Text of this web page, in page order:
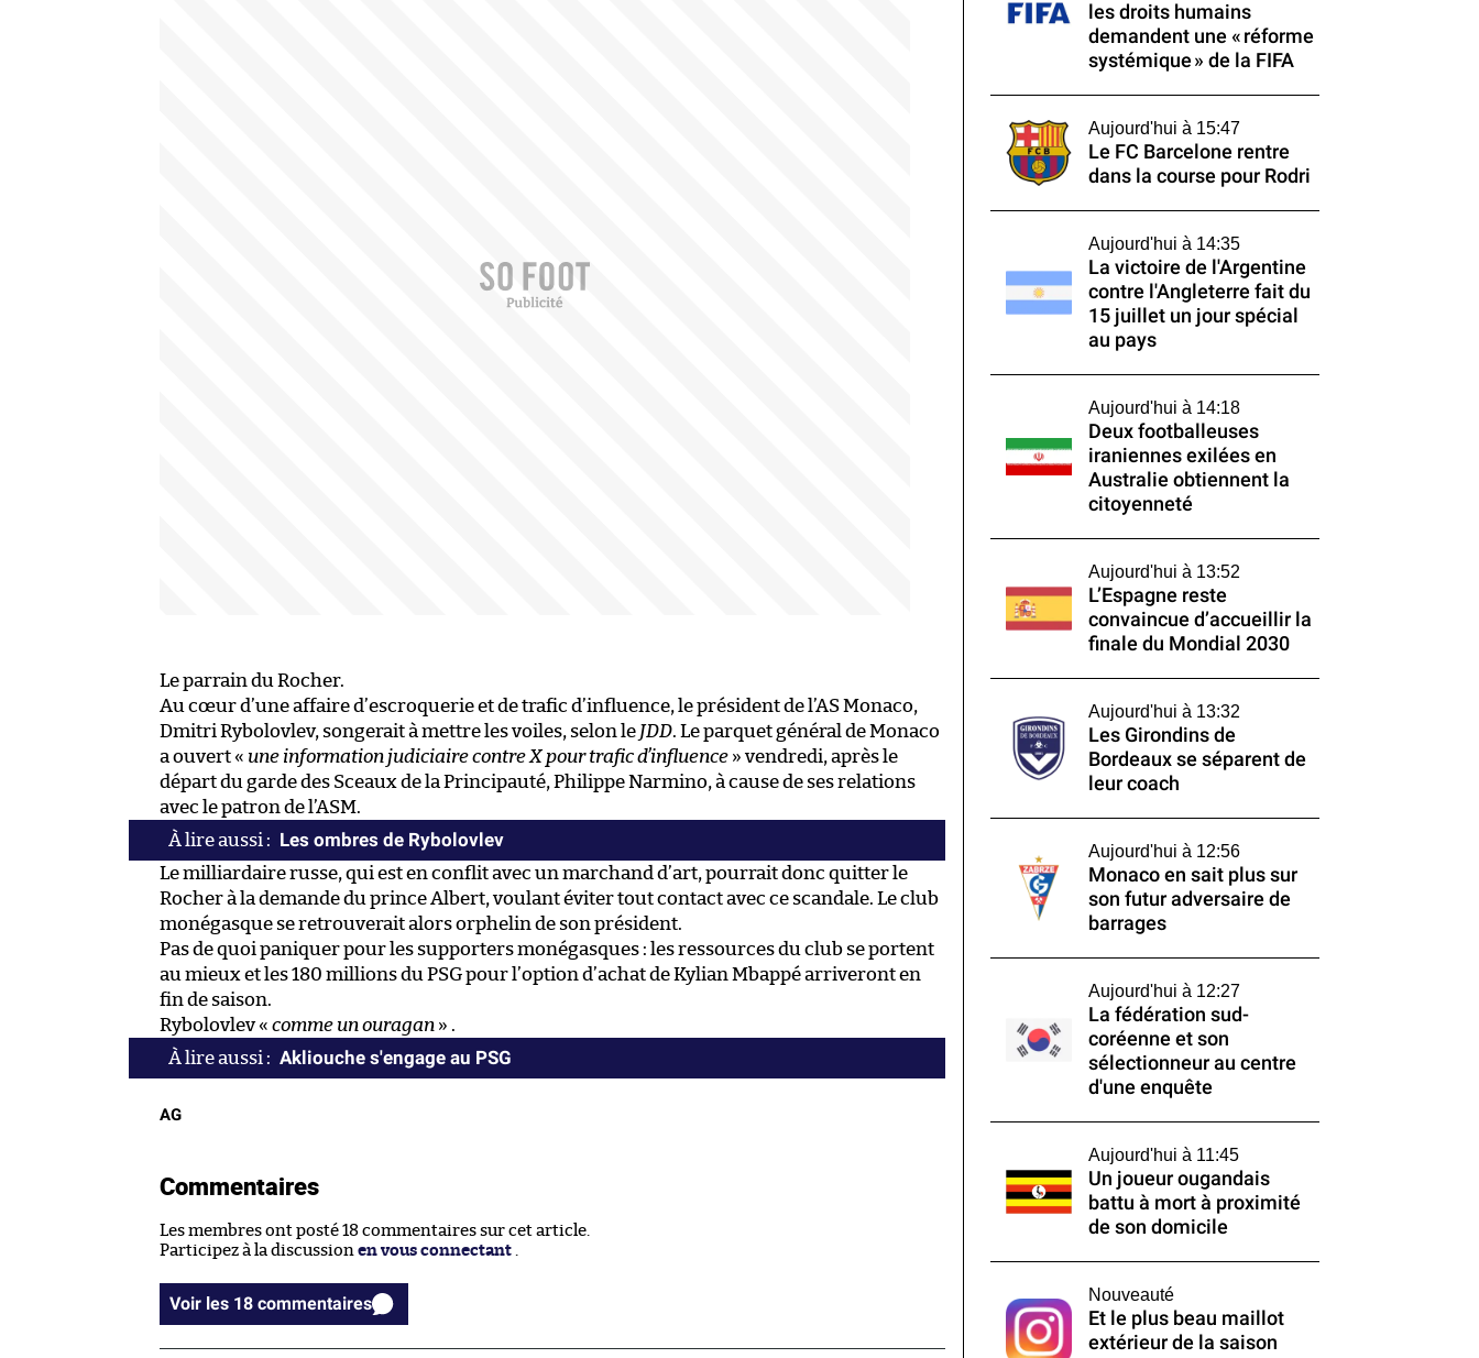
Le parrain du Rocher.
Au cœur d’une affaire d’escroquerie et de trafic d’influence, le président de l’AS Monaco,
Dmitri Rybolovlev, songerait à mettre les voiles, selon le JDD. Le parquet général de Monaco
a ouvert « une information judiciaire contre X pour trafic d’influence » vendredi, après le
départ du garde des Sceaux de la Principauté, Philippe Narmino, à cause de ses relations
avec le patron de l’ASM.
Les ombres de Rybolovlev
Le milliardaire russe, qui est en conflit avec un marchand d’art, pourrait donc quitter le
Rocher à la demande du prince Albert, voulant éviter tout contact avec ce scandale. Le club
monégasque se retrouverait alors orphelin de son président.
Pas de quoi paniquer pour les supporters monégasques : les ressources du club se portent
au mieux et les 180 millions du PSG pour l’option d’achat de Kylian Mbappé arriveront en
fin de saison.
Rybolovlev « comme un ouragan » .
Akliouche s'engage au PSG
AG
Commentaires
Les membres ont posté 18 commentaires sur cet article.
Participez à la discussion en vous connectant
Voir les 18 commentaires
les droits humains
demandent une « réforme
systémique » de la FIFA
Aujourd'hui à 15:47
Le FC Barcelone rentre
dans la course pour Rodri
Aujourd'hui à 14:35
La victoire de l'Argentine
contre l'Angleterre fait du
15 juillet un jour spécial
au pays
Aujourd'hui à 14:18
Deux footballeuses
iraniennes exilées en
Australie obtiennent la
citoyenneté
Aujourd'hui à 13:52
L’Espagne reste
convaincue d’accueillir la
finale du Mondial 2030
Aujourd'hui à 13:32
Les Girondins de
Bordeaux se séparent de
leur coach
Aujourd'hui à 12:56
Monaco en sait plus sur
son futur adversaire de
barrages
Aujourd'hui à 12:27
La fédération sud-
coréenne et son
sélectionneur au centre
d'une enquête
Aujourd'hui à 11:45
Un joueur ougandais
battu à mort à proximité
de son domicile
Nouveauté
Et le plus beau maillot
extérieur de la saison